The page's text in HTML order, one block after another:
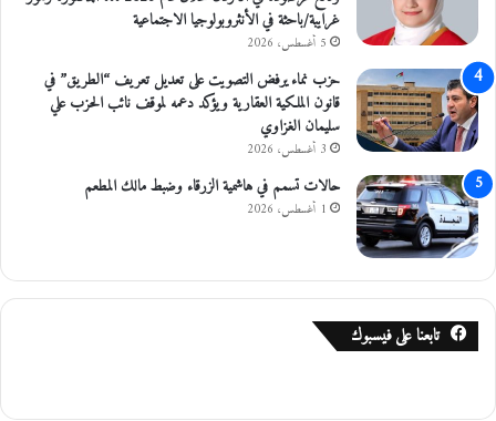
غ
ا
ف
و
ر
ة
غرايبة/باحثة في الأنثروبولوجيا الاجتماعية
5 أغسطس، 2026
حزب نماء يرفض التصويت على تعديل تعريف “الطريق” في
قانون الملكية العقارية ويؤكد دعمه لموقف نائب الحزب علي
سليمان الغزاوي
3 أغسطس، 2026
حالات تسمم في هاشمية الزرقاء وضبط مالك المطعم
1 أغسطس، 2026
تابعنا على فيسبوك